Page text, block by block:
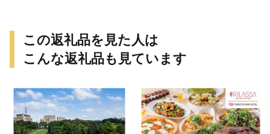
県 小牧市 送料無料
この返礼品を見た人は
こんな返礼品も見ています